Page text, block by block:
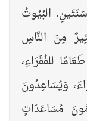
البُيُوتُ
مِنَ النَّاسِ
للفُقَرَاءِ،
وَيُسَاعِدُونَ
مُسَاعَدَاتٍ